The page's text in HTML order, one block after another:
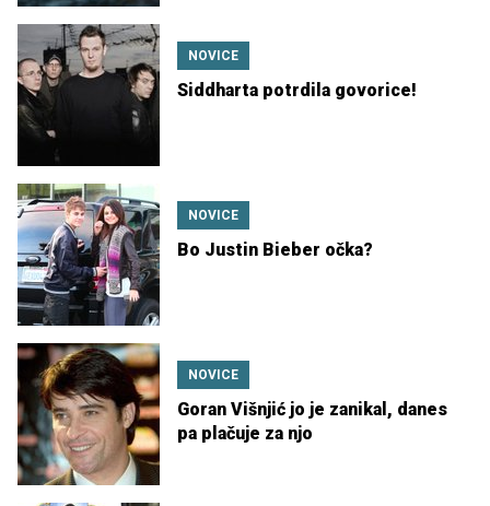
NOVICE
Siddharta potrdila govorice!
NOVICE
Bo Justin Bieber očka?
NOVICE
Goran Višnjić jo je zanikal, danes
pa plačuje za njo